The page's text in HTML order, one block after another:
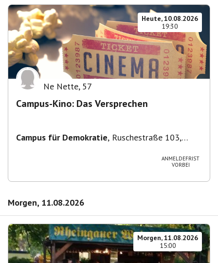
Heute, 10.08.2026
19:30
Ne Nette, 57
Campus-Kino: Das Versprechen
Campus für Demokratie, Ruschestraße 103,
ANMELDEFRIST
VORBEI
Morgen, 11.08.2026
Morgen, 11.08.2026
15:00